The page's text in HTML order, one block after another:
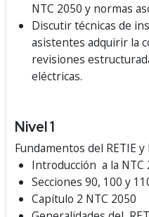
NTC 2050 y normas
Discutir técnicas de
asistentes adquirir la
revisiones
eléctricas.
Nivel 1
Fundamentos del RETIE y
Introducción a la NTC
Secciones 90, 100 y
Capítulo 2 NTC 2050